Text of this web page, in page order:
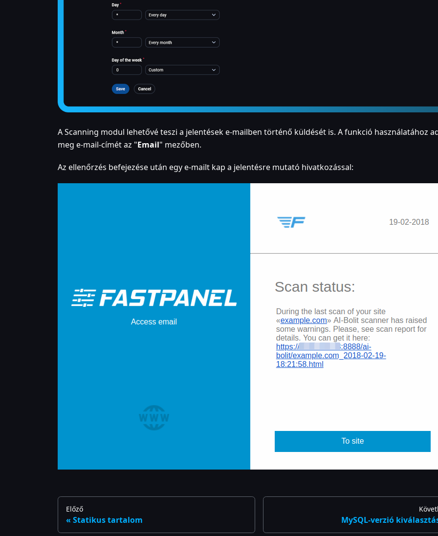
A Scanning modul lehetővé teszi a jelentések e-mailben történő küldését is. A funkció használatához
meg e-mail-címét az "Email" mezőben.
Az ellenőrzés befejezése után egy e-mailt kap a jelentésre mutató hivatkozással:
Előző
Statikus tartalom MySQL-verzió